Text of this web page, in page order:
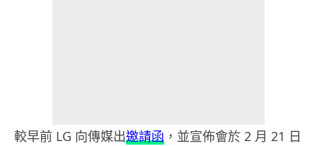
較早前 LG 向傳媒出邀請函 ，並宣佈會於 2 月 21 日